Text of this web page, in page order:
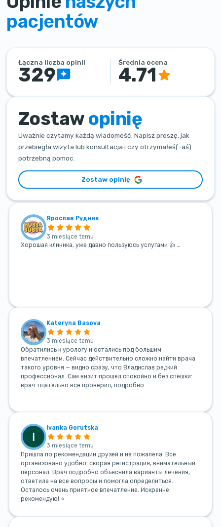
pacjentów
Łączna liczba opinii
329
Średnia ocena
4.71
Zostaw opinię
Uważnie czytamy każdą wiadomość. Napisz proszę, jak
przebiegła wizyta lub konsultacja i czy otrzymałeś(-aś)
potrzebną pomoc.
Zostaw opinię
Ярослав Рудник
3 miesiące temu
Хорошая клиника, уже давно пользуюсь услугами 👍 …
Kateryna Basova
3 miesiące temu
Обратились к урологу и остались под большим
впечатлением. Сейчас действительно сложно найти врача
такого уровня — видно сразу, что Владислав редкий
профессионал. Сам визит прошел спокойно и без спешки:
врач тщательно всё проверил, подробно …
Ivanka Gorutska
3 miesiące temu
Пришла по рекомендации друзей и не пожалела. Все
организовано удобно: скорая регистрация, внимательный
персонал. Врач подробно объяснила варианты лечения,
ответила на все вопросы и помогла определиться.
Осталось очень приятное впечатление. Искренне
рекомендую! ⭐